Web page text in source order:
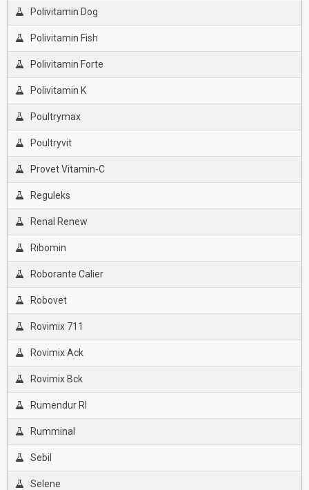
Polivitamin Dog
Polivitamin Fish
Polivitamin Forte
Polivitamin K
Poultrymax
Poultryvit
Provet Vitamin-C
Reguleks
Renal Renew
Ribomin
Roborante Calier
Robovet
Rovimix 711
Rovimix Ack
Rovimix Bck
Rumendur Rl
Rumminal
Sebil
Selene